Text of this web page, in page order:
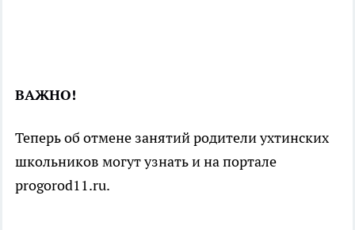
ВАЖНО!
Теперь об отмене занятий родители ухтинских
школьников могут узнать и на портале
progorod11.ru.